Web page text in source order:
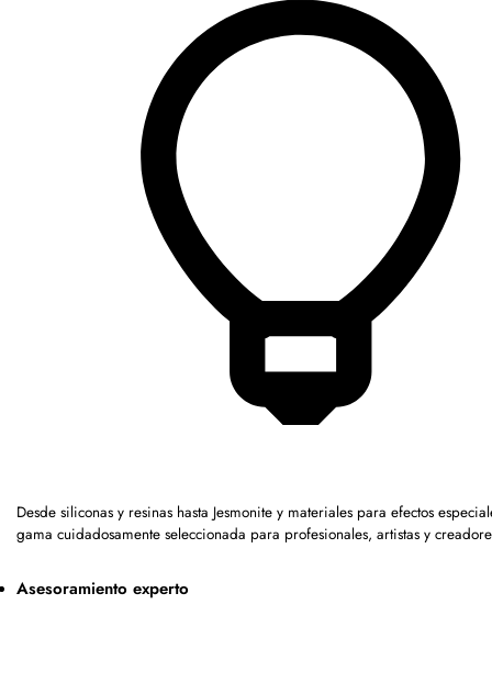
Desde siliconas y resinas hasta Jesmonite y materiales para efectos
gama cuidadosamente seleccionada para profesionales, artistas y
Asesoramiento experto